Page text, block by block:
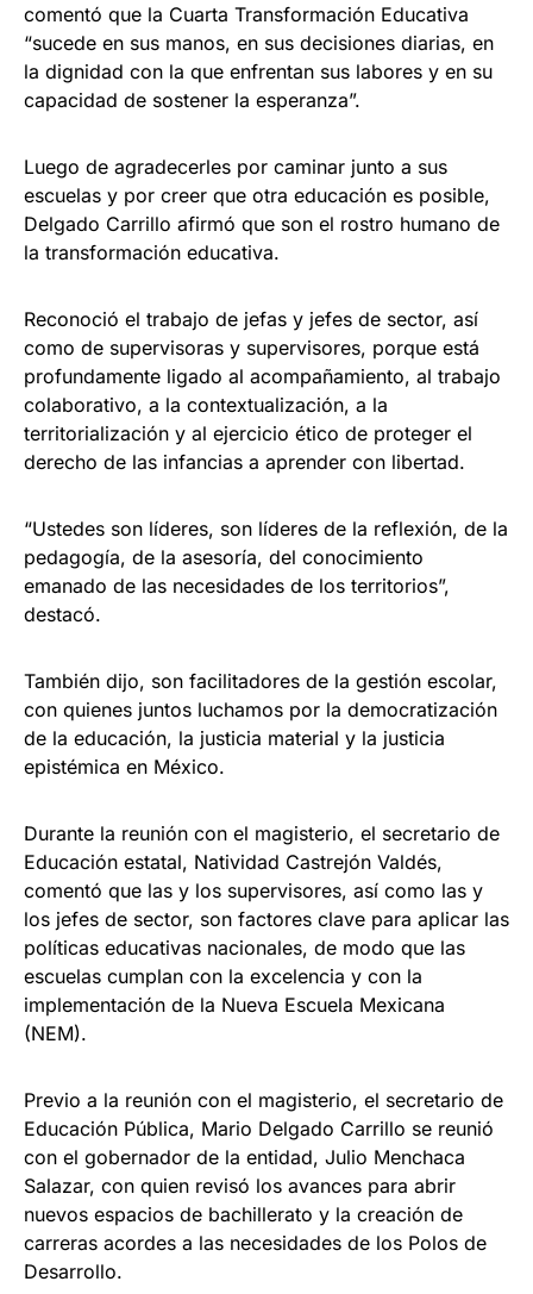
comentó que la Cuarta Transformación Educativa
“sucede en sus manos, en sus decisiones diarias, en
la dignidad con la que enfrentan sus labores y en su
capacidad de sostener la esperanza”.
Luego de agradecerles por caminar junto a sus
escuelas y por creer que otra educación es posible,
Delgado Carrillo afirmó que son el rostro humano de
la transformación educativa.
Reconoció el trabajo de jefas y jefes de sector, así
como de supervisoras y supervisores, porque está
profundamente ligado al acompañamiento, al trabajo
colaborativo, a la contextualización, a la
territorialización y al ejercicio ético de proteger el
derecho de las infancias a aprender con libertad.
“Ustedes son líderes, son líderes de la reflexión, de la
pedagogía, de la asesoría, del conocimiento
emanado de las necesidades de los territorios”,
destacó.
También dijo, son facilitadores de la gestión escolar,
con quienes juntos luchamos por la democratización
de la educación, la justicia material y la justicia
epistémica en México.
Durante la reunión con el magisterio, el secretario de
Educación estatal, Natividad Castrejón Valdés,
comentó que las y los supervisores, así como las y
los jefes de sector, son factores clave para aplicar las
políticas educativas nacionales, de modo que las
escuelas cumplan con la excelencia y con la
implementación de la Nueva Escuela Mexicana
(NEM).
Previo a la reunión con el magisterio, el secretario de
Educación Pública, Mario Delgado Carrillo se reunió
con el gobernador de la entidad, Julio Menchaca
Salazar, con quien revisó los avances para abrir
nuevos espacios de bachillerato y la creación de
carreras acordes a las necesidades de los Polos de
Desarrollo.